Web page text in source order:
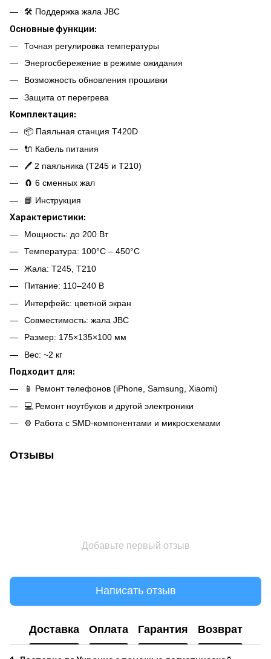
🛠️ Поддержка жала JBC
Основные функции:
Точная регулировка температуры
Энергосбережение в режиме ожидания
Возможность обновления прошивки
Защита от перегрева
Комплектация:
📦 Паяльная станция T420D
🔌 Кабель питания
🖊️ 2 паяльника (T245 и T210)
🧲 6 сменных жал
📘 Инструкция
Характеристики:
Мощность: до 200 Вт
Температура: 100°C – 450°C
Жала: T245, T210
Питание: 110–240 В
Интерфейс: цветной экран
Совместимость: жала JBC
Размер: 175×135×100 мм
Вес: ~2 кг
Подходит для:
📱 Ремонт телефонов (iPhone, Samsung, Xiaomi)
💻 Ремонт ноутбуков и другой электроники
⚙️ Работа с SMD-компонентами и микросхемами
Отзывы
Добавьте первый отзыв
Написать отзыв
Доставка Оплата Гарантия Возврат